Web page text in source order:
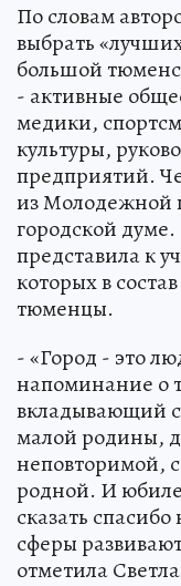
По словам
выбрать
большой
- активные
медики,
культуры,
предприятий.
из Молодежной
городской
представила к
которых в
тюменцы.
- «Город - это
напоминание о
вкладывающий
малой родины,
неповторимой,
родной. И
сказать
сферы
отметила